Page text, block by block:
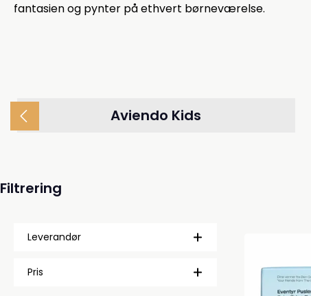
fantasien og pynter på ethvert børneværelse.
Aviendo Kids
Filtrering
Leverandør
Pris